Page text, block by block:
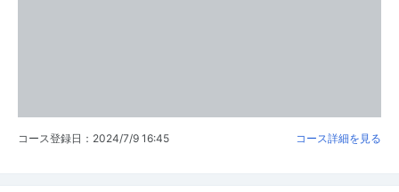
コース登録日：2024/7/9 16:45 コース詳細を見る